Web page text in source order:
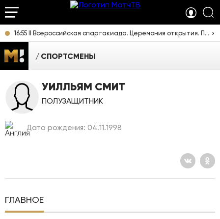
16:55 II Всероссийская спартакиада. Церемония открытия. Прямая трансляция из Екатеринбурга
СПОРТСМЕНЫ
УИЛЛЬЯМ СМИТ
ПОЛУЗАЩИТНИК
Дата рождения: 04.11.1998
ГЛАВНОЕ